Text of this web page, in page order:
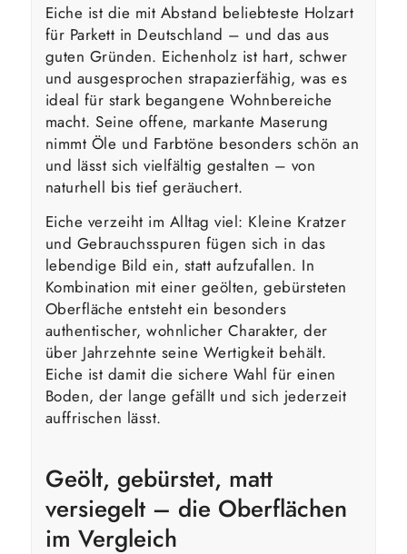
Eiche ist die mit Abstand beliebteste Holzart
für Parkett in Deutschland – und das aus
guten Gründen. Eichenholz ist hart, schwer
und ausgesprochen strapazierfähig, was es
ideal für stark begangene Wohnbereiche
macht. Seine offene, markante Maserung
nimmt Öle und Farbtöne besonders schön an
und lässt sich vielfältig gestalten – von
naturhell bis tief geräuchert.
Eiche verzeiht im Alltag viel: Kleine Kratzer
und Gebrauchsspuren fügen sich in das
lebendige Bild ein, statt aufzufallen. In
Kombination mit einer geölten, gebürsteten
Oberfläche entsteht ein besonders
authentischer, wohnlicher Charakter, der
über Jahrzehnte seine Wertigkeit behält.
Eiche ist damit die sichere Wahl für einen
Boden, der lange gefällt und sich jederzeit
auffrischen lässt.
Geölt, gebürstet, matt
versiegelt – die Oberflächen
im Vergleich